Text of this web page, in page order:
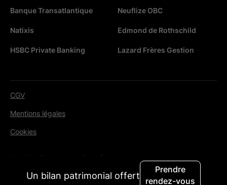
Banque Transatlantique Neuflize OBC
Natixis Edmond de Rothschild
HSBC Private Banking Lazard Frères Gestion
© 2026. Tous droits réservés.
CGV
Mentions légales
Cookies
Un bilan patrimonial offert
Prendre
rendez-vous